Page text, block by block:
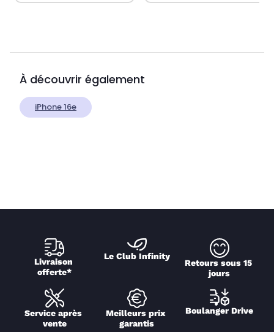
À découvrir également
iPhone 16e
Livraison
offerte*
Le Club Infinity
Retours sous 15
jours
Service après
vente
Meilleurs prix
garantis
Boulanger Drive